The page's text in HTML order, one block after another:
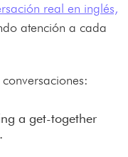
real en inglés,
atención a cada
a get-together